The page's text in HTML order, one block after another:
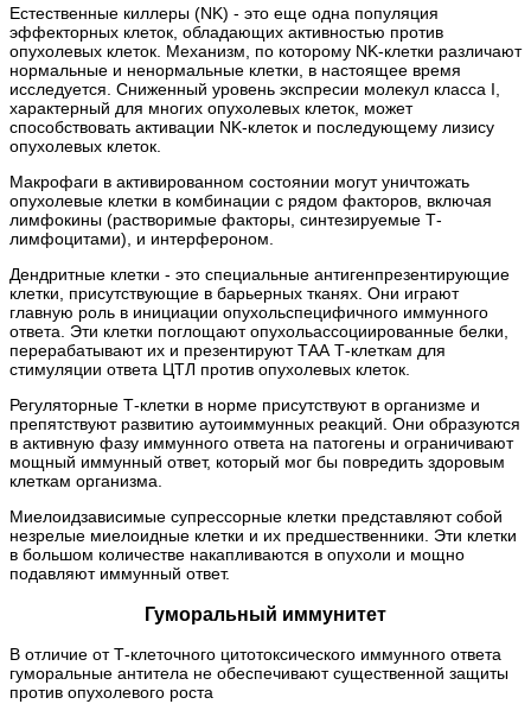
Естественные киллеры (NK) - это еще одна популяция
эффекторных клеток, обладающих активностью против
опухолевых клеток. Механизм, по которому NK-клетки различают
нормальные и ненормальные клетки, в настоящее время
исследуется. Сниженный уровень экспресии молекул класса I,
характерный для многих опухолевых клеток, может
способствовать активации NK-клеток и последующему лизису
опухолевых клеток.
Макрофаги в активированном состоянии могут уничтожать
опухолевые клетки в комбинации с рядом факторов, включая
лимфокины (растворимые факторы, синтезируемые Т-
лимфоцитами), и интерфероном.
Дендритные клетки - это специальные антигенпрезентирующие
клетки, присутствующие в барьерных тканях. Они играют
главную роль в инициации опухольспецифичного иммунного
ответа. Эти клетки поглощают опухольассоциированные белки,
перерабатывают их и презентируют ТАА Т-клеткам для
стимуляции ответа ЦТЛ против опухолевых клеток.
Регуляторные Т-клетки в норме присутствуют в организме и
препятствуют развитию аутоиммунных реакций. Они образуются
в активную фазу иммунного ответа на патогены и ограничивают
мощный иммунный ответ, который мог бы повредить здоровым
клеткам организма.
Миелоидзависимые супрессорные клетки представляют собой
незрелые миелоидные клетки и их предшественники. Эти клетки
в большом количестве накапливаются в опухоли и мощно
подавляют иммунный ответ.
Гуморальный иммунитет
В отличие от Т-клеточного цитотоксического иммунного ответа
гуморальные антитела не обеспечивают существенной защиты
против опухолевого роста